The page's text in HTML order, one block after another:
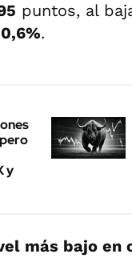
puntos, al
0,6%.
y
más bajo en